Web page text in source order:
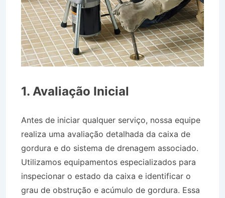
1. Avaliação Inicial
Antes de iniciar qualquer serviço, nossa equipe
realiza uma avaliação detalhada da caixa de
gordura e do sistema de drenagem associado.
Utilizamos equipamentos especializados para
inspecionar o estado da caixa e identificar o
grau de obstrução e acúmulo de gordura. Essa